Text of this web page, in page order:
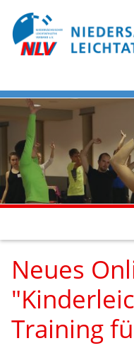
Neues
Training